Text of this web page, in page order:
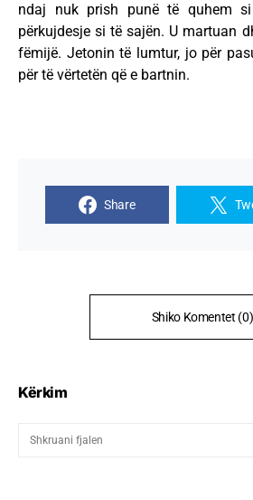
ndaj nuk prish punë të quhem
përkujdesje si të sajën. U martuan
fëmijë. Jetonin të lumtur, jo për
për të vërtetën që e bartnin.
Share
Shiko Komentet (0)
Kërkim